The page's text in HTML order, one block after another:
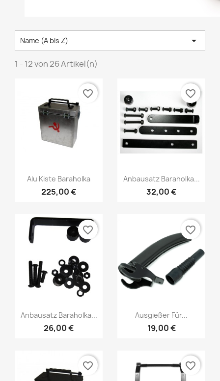
Name (A bis Z) 
1 - 12 von 26 Artikel(n)
Alu Kiste Baraholka
225,00 €
favorite_border
Anbausatz Baraholka...
32,00 €
favorite_border
Anbausatz Baraholka...
26,00 €
favorite_border
Ausgießer Für...
19,00 €
favorite_border
favorite_border favorite_border